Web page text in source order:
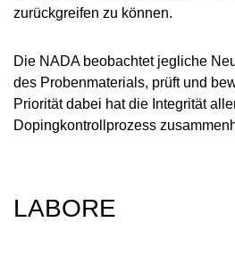
zurückgreifen zu können.
Die NADA beobachtet jegliche
des Probenmaterials, prüft und
Priorität dabei hat die Integrität
Dopingkontrollprozess
LABORE